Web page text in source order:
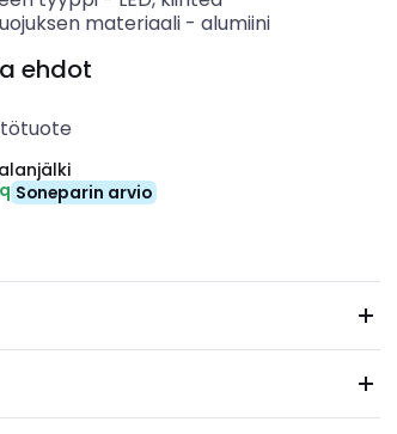
materiaali- alumiini
ehdot
Soneparin arvio